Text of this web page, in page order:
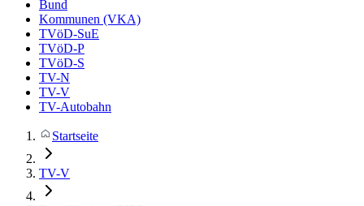
Bund
Kommunen (VKA)
TVöD-SuE
TVöD-P
TVöD-S
TV-N
TV-V
TV-Autobahn
Startseite
TV-V